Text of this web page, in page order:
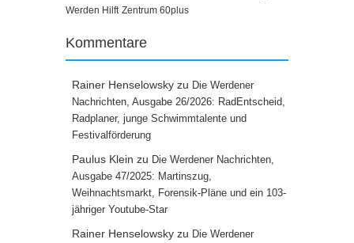
Werden Hilft Zentrum 60plus
Kommentare
Rainer Henselowsky zu Die Werdener
Nachrichten, Ausgabe 26/2026: RadEntscheid,
Radplaner, junge Schwimmtalente und
Festivalförderung
Paulus Klein zu Die Werdener Nachrichten,
Ausgabe 47/2025: Martinszug,
Weihnachtsmarkt, Forensik-Pläne und ein 103-
jähriger Youtube-Star
Rainer Henselowsky zu Die Werdener